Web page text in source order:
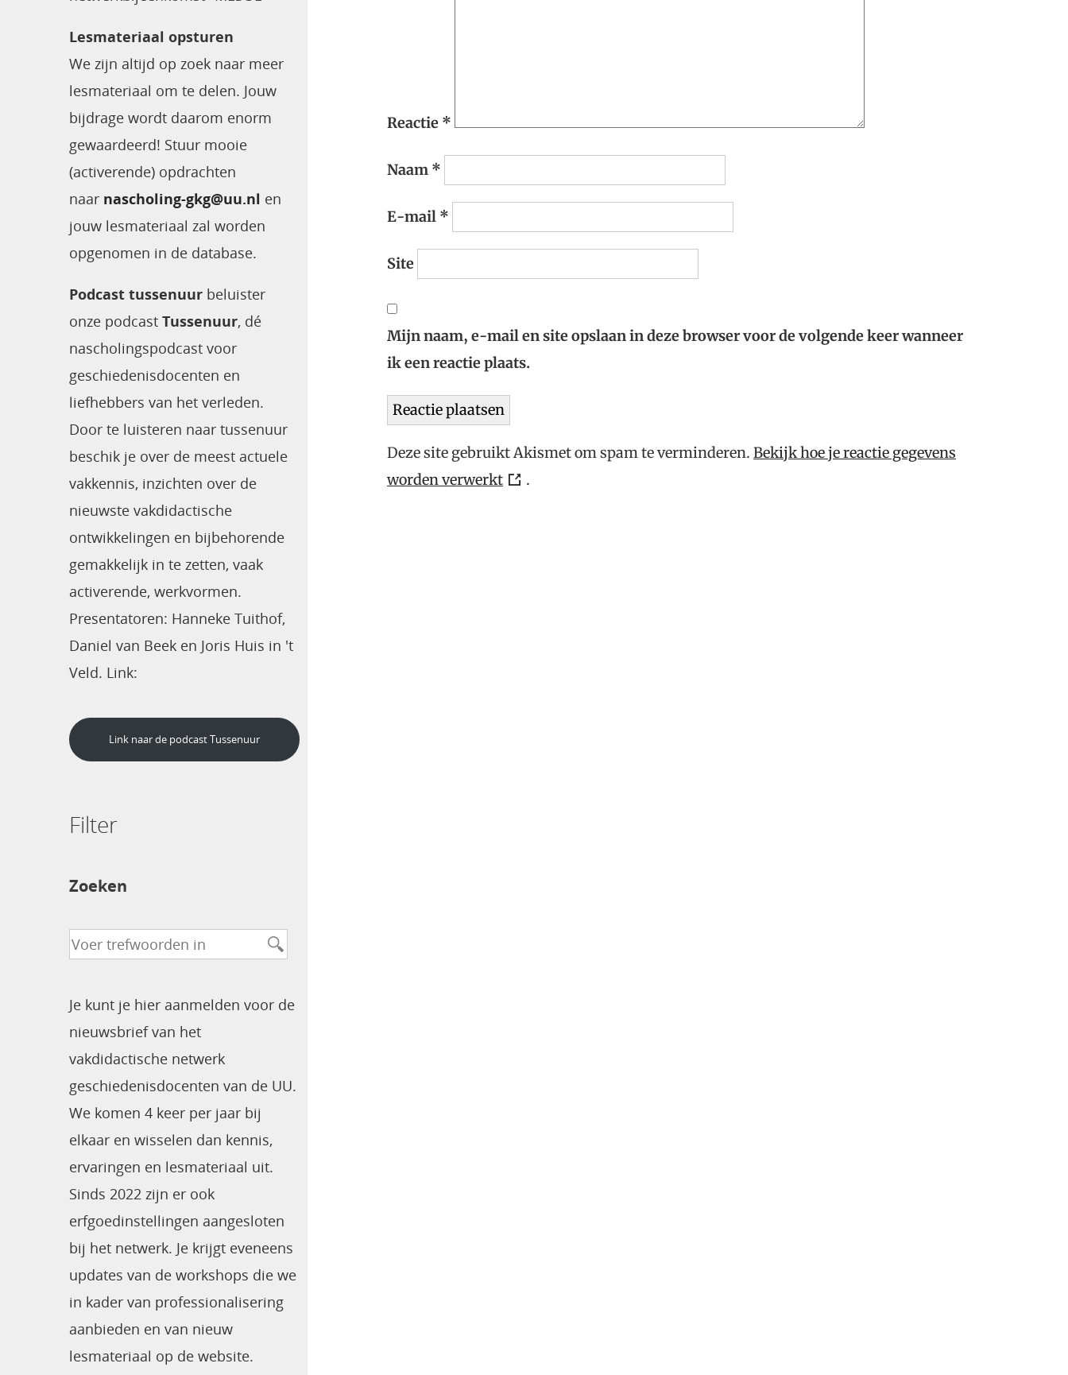
Lesmateriaal opsturen
We zijn altijd op zoek naar meer
lesmateriaal om te delen. Jouw
bijdrage wordt daarom enorm
gewaardeerd! Stuur mooie
(activerende) opdrachten
naar nascholing-gkg@uu.nl en
jouw lesmateriaal zal worden
opgenomen in de database.
Podcast tussenuur beluister
onze podcast Tussenuur, dé
nascholingspodcast voor
geschiedenisdocenten en
liefhebbers van het verleden.
Door te luisteren naar tussenuur
beschik je over de meest actuele
vakkennis, inzichten over de
nieuwste vakdidactische
ontwikkelingen en bijbehorende
gemakkelijk in te zetten, vaak
activerende, werkvormen.
Presentatoren: Hanneke Tuithof,
Daniel van Beek en Joris Huis in 't
Veld. Link:
Link naar de podcast Tussenuur
Filter
Zoeken
Je kunt je hier aanmelden voor de
nieuwsbrief van het
vakdidactische netwerk
geschiedenisdocenten van de UU.
We komen 4 keer per jaar bij
elkaar en wisselen dan kennis,
ervaringen en lesmateriaal uit.
Sinds 2022 zijn er ook
erfgoedinstellingen aangesloten
bij het netwerk. Je krijgt eveneens
updates van de workshops die we
in kader van professionalisering
aanbieden en van nieuw
lesmateriaal op de website.
Reactie *
Naam *
E-mail *
Site
Mijn naam, e-mail en site opslaan in deze browser voor de volgende keer wanneer
ik een reactie plaats.
Deze site gebruikt Akismet om spam te verminderen. Bekijk hoe je reactie gegevens
worden verwerkt
.